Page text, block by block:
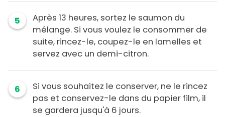
5
Après 13 heures, sortez le saumon du
mélange. Si vous voulez le consommer de
suite, rincez-le, coupez-le en lamelles et
servez avec un demi-citron.
6
Si vous souhaitez le conserver, ne le rincez
pas et conservez-le dans du papier film, il
se gardera jusqu'à 6 jours.